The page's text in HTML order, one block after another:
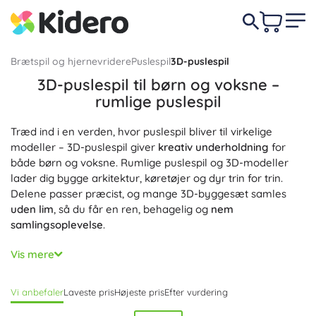
Brætspil og hjernevriderePuslespil3D-puslespil
3D-puslespil til børn og voksne –
rumlige puslespil
Træd ind i en verden, hvor puslespil bliver til virkelige
modeller – 3D-puslespil giver kreativ underholdning for
både børn og voksne. Rumlige puslespil og 3D-modeller
lader dig bygge arkitektur, køretøjer og dyr trin for trin.
Delene passer præcist, og mange 3D-byggesæt samles
uden lim, så du får en ren, behagelig og nem
samlingsoplevelse.
Vælg mellem 3D-puslespil i træ med laserudskårne dele,
3D-papmodeller med realistiske teksturer samt metal- og
Kategorien rummer forskellige antal brikker og
sværhedsgrader – fra sæt til begyndere til udfordringer for
Vis mere
Vi anbefalerLaveste prisHøjeste prisEfter vurdering